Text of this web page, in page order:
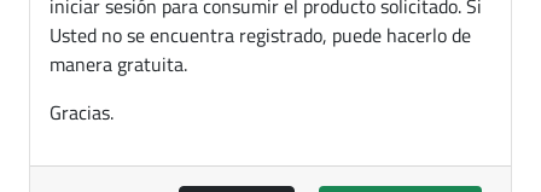
Usted no se encuentra registrado, puede hacerlo de
manera gratuita.
Gracias.